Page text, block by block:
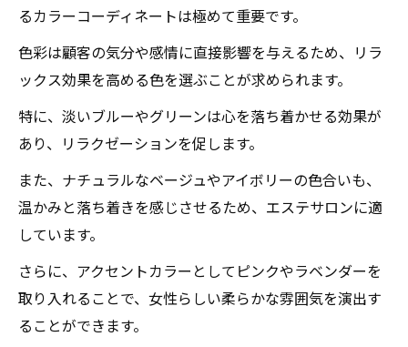
るカラーコーディネートは極めて重要です。
色彩は顧客の気分や感情に直接影響を与えるため、リラ
ックス効果を高める色を選ぶことが求められます。
特に、淡いブルーやグリーンは心を落ち着かせる効果が
あり、リラクゼーションを促します。
また、ナチュラルなベージュやアイボリーの色合いも、
温かみと落ち着きを感じさせるため、エステサロンに適
しています。
さらに、アクセントカラーとしてピンクやラベンダーを
取り入れることで、女性らしい柔らかな雰囲気を演出す
ることができます。